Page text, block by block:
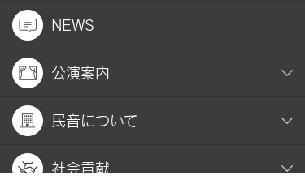
NEWS
公演案内
民音について
社会貢献